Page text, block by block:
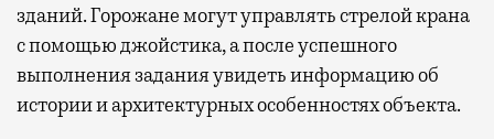
зданий. Горожане могут управлять стрелой крана
с помощью джойстика, а после успешного
выполнения задания увидеть информацию об
истории и архитектурных особенностях объекта.